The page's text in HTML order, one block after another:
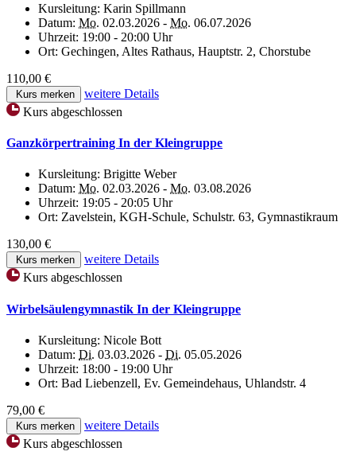
Kursleitung: Karin Spillmann
Datum: Mo. 02.03.2026 - Mo. 06.07.2026
Uhrzeit: 19:00 - 20:00 Uhr
Ort: Gechingen, Altes Rathaus, Hauptstr. 2, Chorstube
110,00 €
Kurs merken
weitere Details
Kurs abgeschlossen
Ganzkörpertraining In der Kleingruppe
Kursleitung: Brigitte Weber
Datum: Mo. 02.03.2026 - Mo. 03.08.2026
Uhrzeit: 19:05 - 20:05 Uhr
Ort: Zavelstein, KGH-Schule, Schulstr. 63, Gymnastikraum
130,00 €
Kurs merken
weitere Details
Kurs abgeschlossen
Wirbelsäulengymnastik In der Kleingruppe
Kursleitung: Nicole Bott
Datum: Di. 03.03.2026 - Di. 05.05.2026
Uhrzeit: 18:00 - 19:00 Uhr
Ort: Bad Liebenzell, Ev. Gemeindehaus, Uhlandstr. 4
79,00 €
Kurs merken
weitere Details
Kurs abgeschlossen